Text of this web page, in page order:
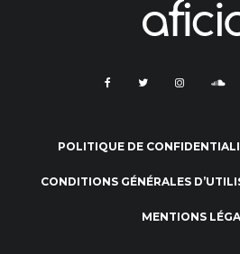
POLITIQUE DE
CONDITIONS GÉNÉRALES
MENTIONS